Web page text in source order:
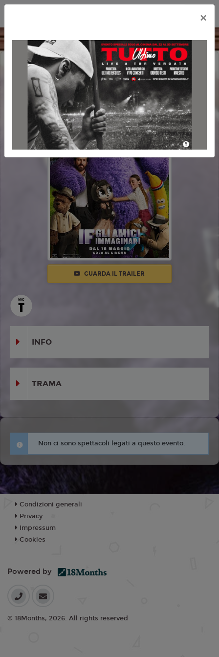
IF - GLI AMICI IMMAGINARI
POLTRONE LUX
GUARDA IL TRAILER
INFO
TRAMA
Non ci sono spettacoli legati a questo evento.
×
Condizioni generali
Privacy
Impressum
Cookies
Powered by
© 18Months, 2026. All rights reserved